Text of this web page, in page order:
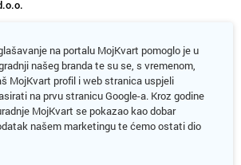
na portalu MojKvart pomoglo je u
našeg branda te su se, s vremenom,
MojKvart profil i web stranica uspjeli
na prvu stranicu Google-a. Kroz godine
MojKvart se pokazao kao dobar
našem marketingu te ćemo ostati dio